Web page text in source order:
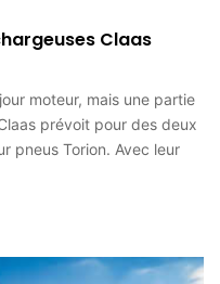
Claas
moteur, mais une partie
prévoit pour des deux
pneus Torion. Avec leur